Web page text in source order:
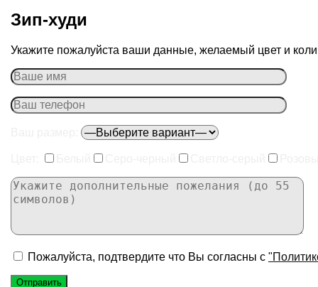
Зип-худи
Укажите пожалуйста ваши данные, желаемый цвет и
Пожалуйста, подтвердите что Вы согласны с